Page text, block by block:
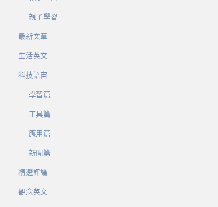
親子學習
最新文章
生活英文
科技語宙
學習篇
工具篇
應用篇
新聞篇
精選評論
觀念英文